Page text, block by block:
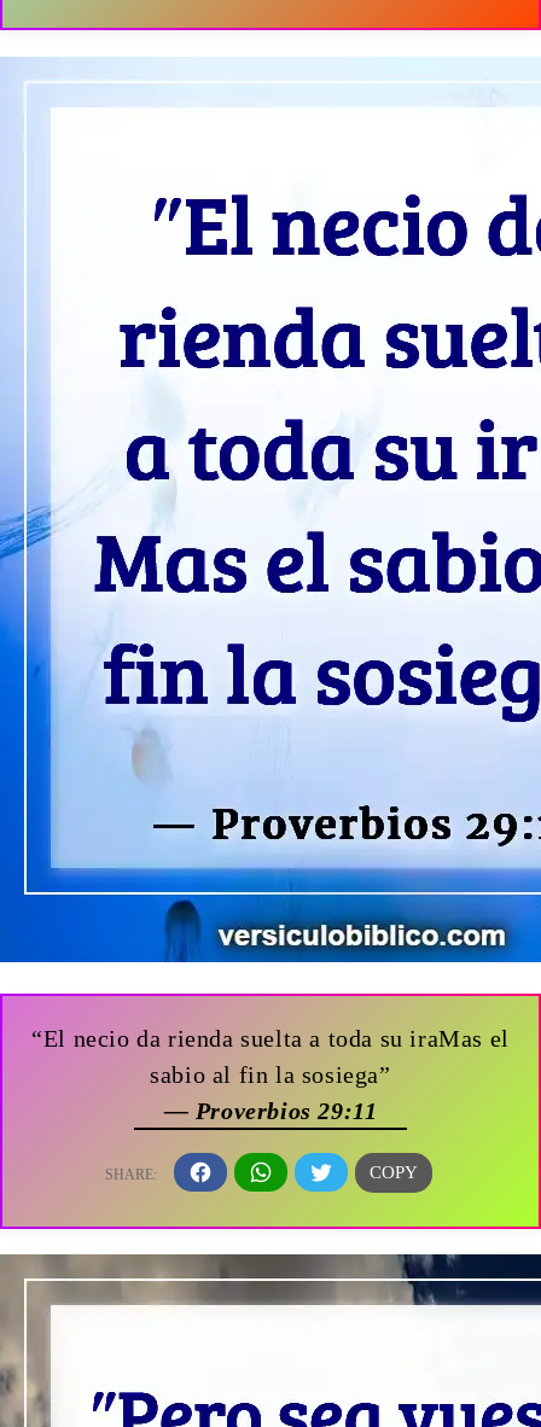
“El necio da rienda suelta a toda su iraMas el
sabio al fin la sosiega”
— Proverbios 29:11